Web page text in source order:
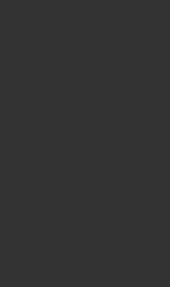
diverse
en
nog en bestel